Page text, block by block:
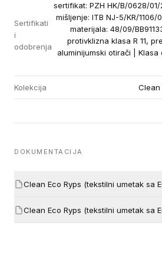
Sertifikati
i
odobrenja
sertifikat: PZH HK/B/0628/01/
mišljenje: ITB NJ-5/KR/
materijala: 48/09/
protivklizna klasa R 11,
aluminijumski otirači |
Kolekcija Clean
DOKUMENTACIJA
Clean Eco Ryps (tekstilni umetak sa
Clean Eco Ryps (tekstilni umetak sa